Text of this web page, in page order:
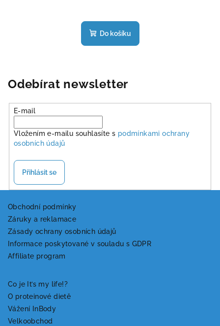
hodnocení
produktu
hvězdiček.
Do košíku
Odebírat newsletter
E-mail
Vložením e-mailu souhlasíte s podmínkami ochrany
osobních údajů
Přihlásit se
Obchodní podmínky
Záruky a reklamace
Zásady ochrany osobních údajů
Informace poskytované v souladu s GDPR
Affiliate program
Co je It’s my life!?
O proteinové dietě
Vážení InBody
Velkoobchod